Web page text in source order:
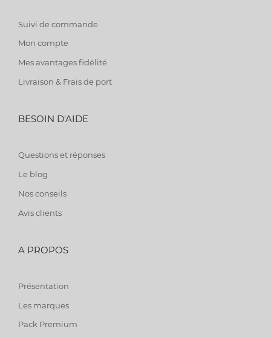
Suivi de commande
Mon compte
Mes avantages fidélité
Livraison & Frais de port
BESOIN D'AIDE
Questions et réponses
Le blog
Nos conseils
Avis clients
A PROPOS
Présentation
Les marques
Pack Premium